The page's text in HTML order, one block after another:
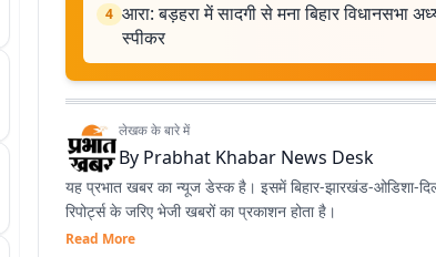
4 आरा: बड़हरा में सादगी से मना बिहार विधानसभा
स्पीकर
लेखक के बारे में
By Prabhat Khabar News Desk
यह प्रभात खबर का न्यूज डेस्क है। इसमें बिहार-झारखंड-ओडिशा-
रिपोर्ट्स के जरिए भेजी खबरों का प्रकाशन होता है।
Read More